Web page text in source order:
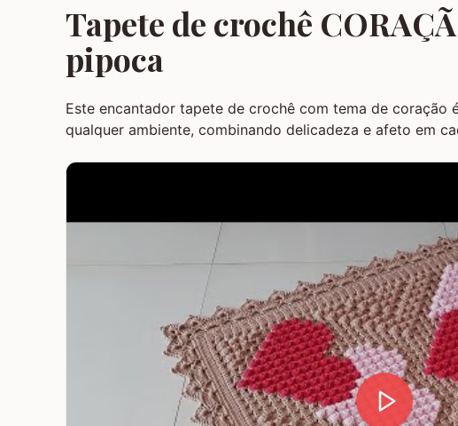
Tapete de crochê
pipoca
Este encantador tapete de crochê com tema de coração
qualquer ambiente, combinando delicadeza e afeto em